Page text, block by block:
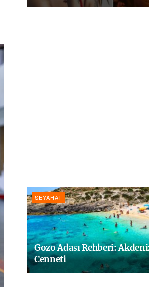
SEYAHAT
Gozo Adası Rehberi:
Cenneti